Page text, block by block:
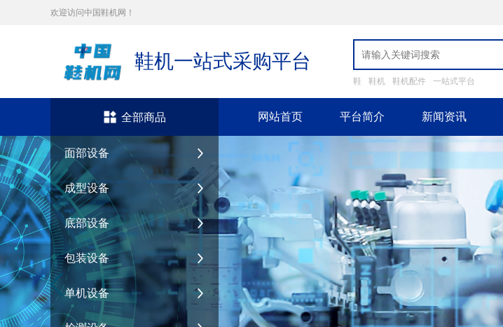
欢迎访问中国鞋机网！
鞋机一站式采购平台
鞋 鞋机 鞋机配件 一站式平台
全部商品
面部设备
成型设备
底部设备
包装设备
单机设备
网站首页 平台简介 新闻资讯